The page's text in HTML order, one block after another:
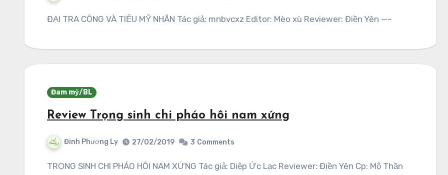
ĐẠI TRA CÔNG VÀ TIỂU MỸ NHÂN Tác giả: mnbvcxz Editor: Mèo xù Reviewer: Điền Yên —–
Đam mỹ/BL
Review Trọng sinh chi pháo hôi nam xứng
Đinh Phương Ly 27/02/2019 3 Comments
TRỌNG SINH CHI PHÁO HÔI NAM XỨNG Tác giả: Diệp Ức Lạc Reviewer: Điền Yên Cp: Mộ Thần